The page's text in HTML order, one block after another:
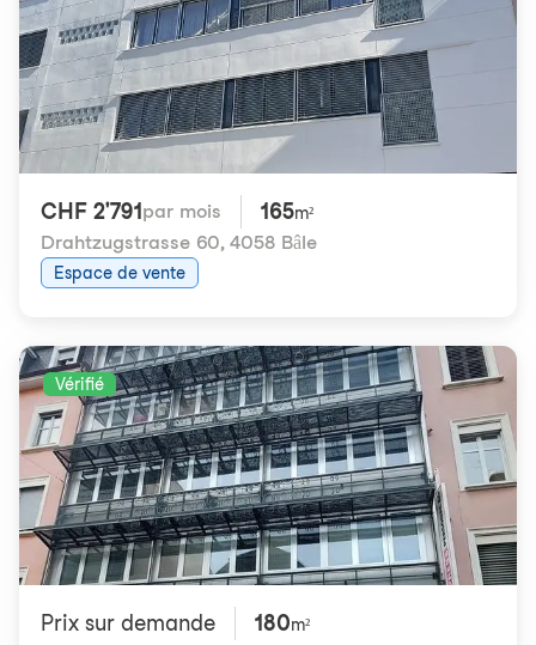
CHF 2'791 par mois 165m²
Drahtzugstrasse 60, 4058 Bâle
Espace de vente
Vérifié
Prix ​​sur demande 180m²